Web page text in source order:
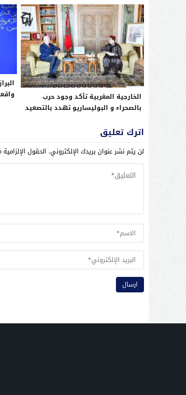
الخارجية المغربية تأكد وجود حرب
بالصحراء و البوليساريو تهدد بالتصعيد
اترك تعليق
لن يتم نشر عنوان بريدك الإلكتروني. الحقول